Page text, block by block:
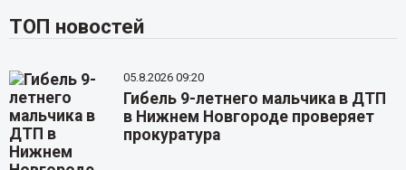
ТОП новостей
05.8.2026 09:20
Гибель 9-летнего мальчика в ДТП
в Нижнем Новгороде проверяет
прокуратура